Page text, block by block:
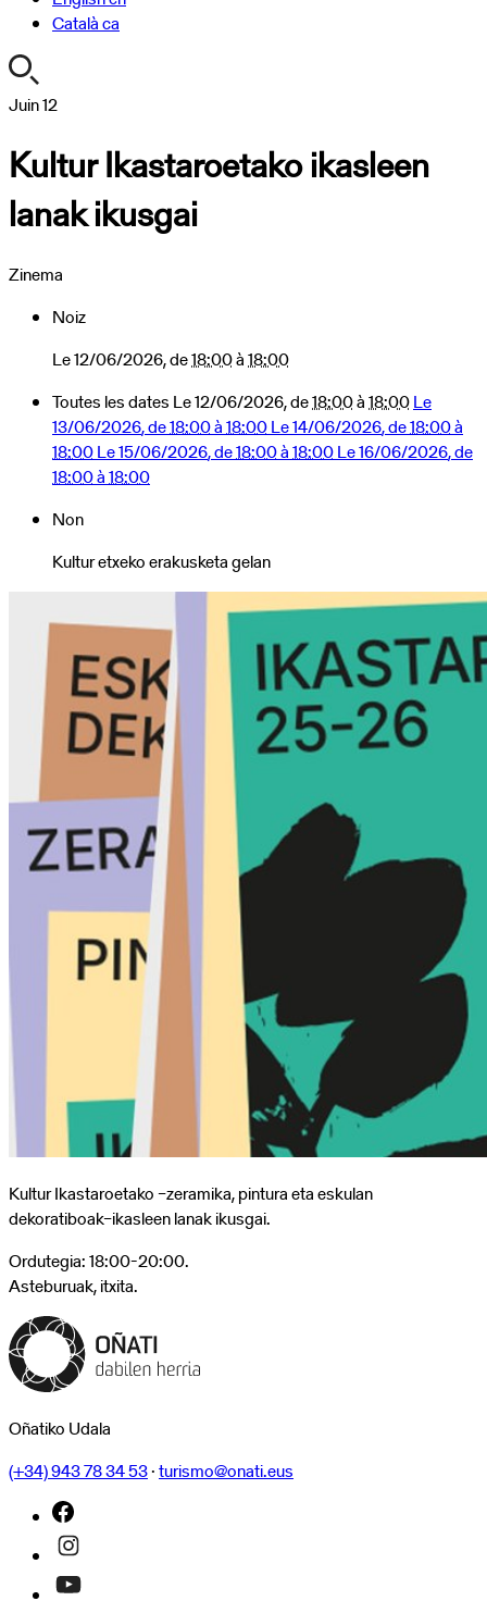
Catalàca
https://turismoa.xn-
oati-
gqa.eus/fr/agenda/eskulanen-
erakusketa
Kultur
ikasleen
ikusgai
2026-
12T18:00:00+02:00
2026-
12T18:00:00+02:00
1etik
Juin12
Kultur Ikastaroetako ikasleen
lanak ikusgai
Zinema
Noiz
Le12/06/2026, de18:00à18:00
Toutes les dates Le12/06/2026, de18:00à18:00Le
13/06/2026, de18:00à18:00Le14/06/2026, de18:00à
18:00Le15/06/2026, de18:00à18:00Le16/06/2026, de
18:00à18:00
Non
Kultur etxeko erakusketa gelan
Kultur Ikastaroetako –zeramika, pintura eta eskulan
dekoratiboak–ikasleen lanak ikusgai.
Ordutegia: 18:00-20:00.
Asteburuak, itxita.
Oñatiko Udala
(+34) 943 78 34 53·turismo@onati.eus